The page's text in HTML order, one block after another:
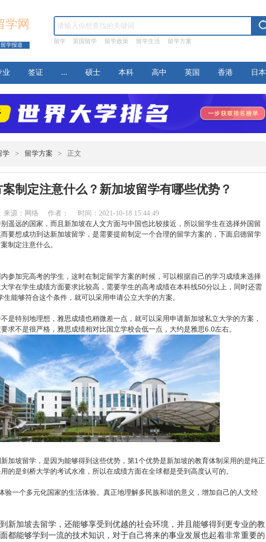
学网
学报道 留学 英国留学 留学政策 留学生活 留学方案
业 签证 ... 硕士 本科 高中 英国 香港 日本
学 > 留学方案 > 正文
制定注意什么？新加坡留学有哪些优势？
来源：网络 作者： 时间：2021-10-18 15:44:49
遥远的国家，而且新加坡在人文方面与中国也比较接近，所以留学生在选择外国留
要想成功到达新加坡留学，是需要提前制定一个合理的留学方案的，下面启德留学
制定注意什么。
参加完高考的学生，这时在制定留学方案的时候，可以根据自己的学习成绩来选择
学在学生成绩方面要求比较高，需要学生的高考成绩在本科线50分以上，同时还需
能够符合这个条件，就可以采用申请公立大学的方案。
是特别地理想，雅思成绩也稍微差一点，就可以采用申请新加坡私立大学的方案，
求不是很严格，雅思成绩相对比国立学校会低一点，大约是雅思6.0左右。
加坡留学，是因为能够得到这些优势，第1个优势是新加坡的教育体制采用的是纯正
的是剑桥大学的考试水准，所以在成绩方面在全球都是受到高度认可的。
验一个多元化国家的生活体验。真正地理解多民族和谐的意义，增加自己的人文经
新加坡去留学，还能够享受到优越的社会环境，并且能够得到更专业的教
都能够学到一流的技术知识，对于自己将来的事业发展也起着非常重要的